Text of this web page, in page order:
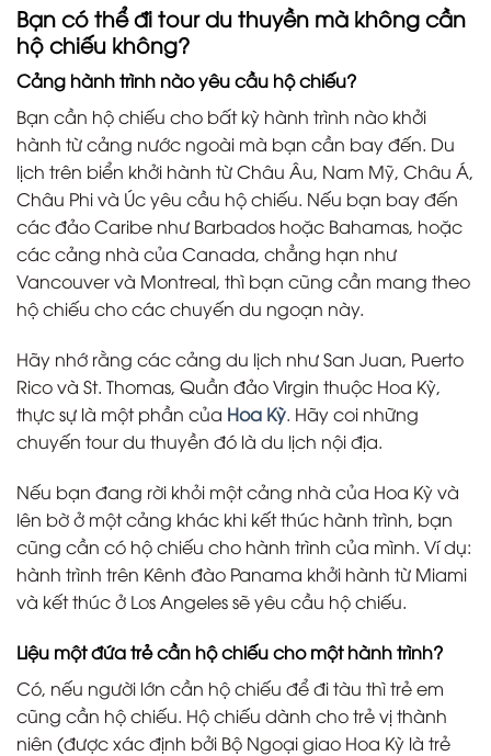
Bạn có thể đi tour du thuyền mà không cần
hộ chiếu không?
Cảng hành trình nào yêu cầu hộ chiếu?
Bạn cần hộ chiếu cho bất kỳ hành trình nào khởi
hành từ cảng nước ngoài mà bạn cần bay đến. Du
lịch trên biển khởi hành từ Châu Âu, Nam Mỹ, Châu Á,
Châu Phi và Úc yêu cầu hộ chiếu. Nếu bạn bay đến
các đảo Caribe như Barbados hoặc Bahamas, hoặc
các cảng nhà của Canada, chẳng hạn như
Vancouver và Montreal, thì bạn cũng cần mang theo
hộ chiếu cho các chuyến du ngoạn này.
Hãy nhớ rằng các cảng du lịch như San Juan, Puerto
Rico và St. Thomas, Quần đảo Virgin thuộc Hoa Kỳ,
thực sự là một phần của Hoa Kỳ. Hãy coi những
chuyến tour du thuyền đó là du lịch nội địa.
Nếu bạn đang rời khỏi một cảng nhà của Hoa Kỳ và
lên bờ ở một cảng khác khi kết thúc hành trình, bạn
cũng cần có hộ chiếu cho hành trình của mình. Ví dụ:
hành trình trên Kênh đào Panama khởi hành từ Miami
và kết thúc ở Los Angeles sẽ yêu cầu hộ chiếu.
Liệu một đứa trẻ cần hộ chiếu cho một hành trình?
Có, nếu người lớn cần hộ chiếu để đi tàu thì trẻ em
cũng cần hộ chiếu. Hộ chiếu dành cho trẻ vị thành
niên (được xác định bởi Bộ Ngoại giao Hoa Kỳ là trẻ